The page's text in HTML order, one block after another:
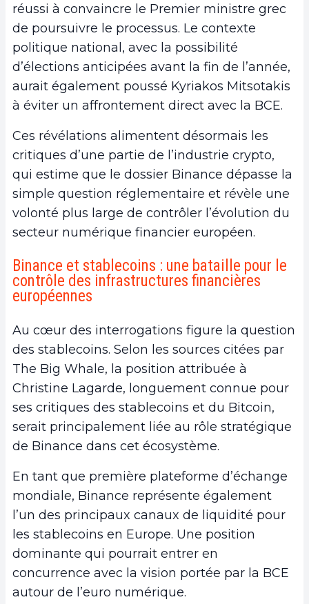
réussi à convaincre le Premier ministre grec
de poursuivre le processus. Le contexte
politique national, avec la possibilité
d’élections anticipées avant la fin de l’année,
aurait également poussé Kyriakos Mitsotakis
à éviter un affrontement direct avec la BCE.
Ces révélations alimentent désormais les
critiques d’une partie de l’industrie crypto,
qui estime que le dossier Binance dépasse la
simple question réglementaire et révèle une
volonté plus large de contrôler l’évolution du
secteur numérique financier européen.
Binance et stablecoins : une bataille pour le
contrôle des infrastructures financières
européennes
Au cœur des interrogations figure la question
des stablecoins. Selon les sources citées par
The Big Whale, la position attribuée à
Christine Lagarde, longuement connue pour
ses critiques des stablecoins et du Bitcoin,
serait principalement liée au rôle stratégique
de Binance dans cet écosystème.
En tant que première plateforme d’échange
mondiale, Binance représente également
l’un des principaux canaux de liquidité pour
les stablecoins en Europe. Une position
dominante qui pourrait entrer en
concurrence avec la vision portée par la BCE
autour de l’euro numérique.